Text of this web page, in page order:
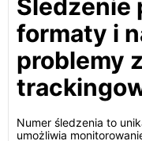
Śledzenie
formaty i
problemy
Numer śledzenia to
umożliwia